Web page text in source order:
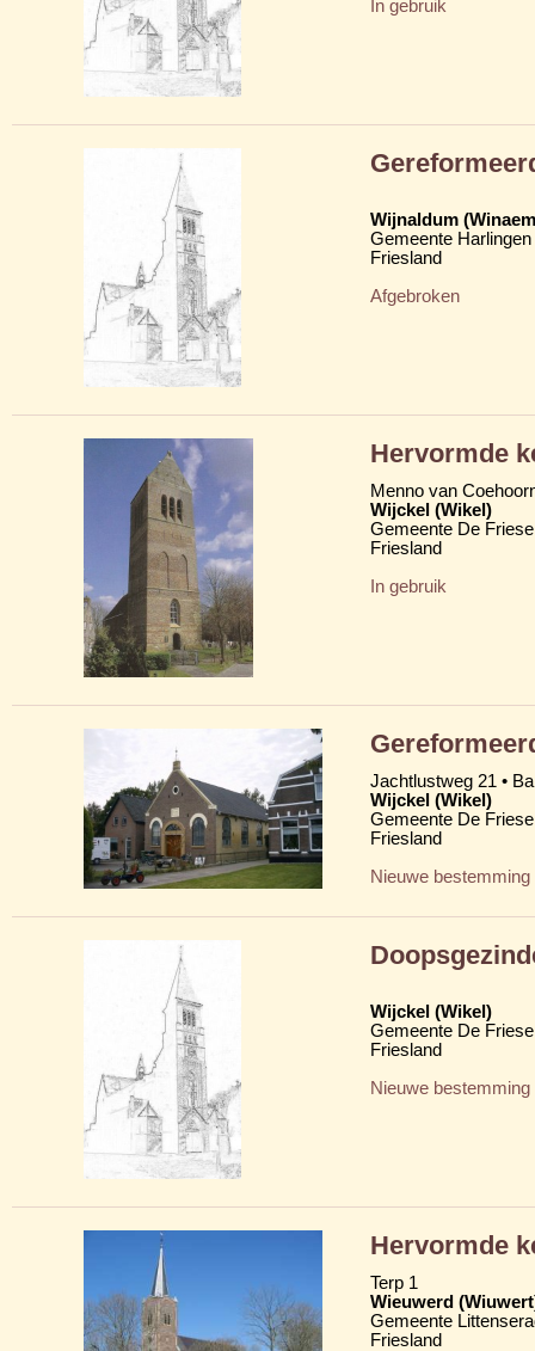
In gebruik
Wijnaldum
Gemeente Harlingen
Friesland
Afgebroken
Hervormde
Menno van
Wijckel (Wikel)
Gemeente De
Friesland
In gebruik
Jachtlustweg 21 •
Wijckel (Wikel)
Gemeente De
Friesland
Nieuwe bestemming
Wijckel (Wikel)
Gemeente De
Friesland
Nieuwe bestemming
Hervormde
Terp 1
Wieuwerd
Gemeente
Friesland